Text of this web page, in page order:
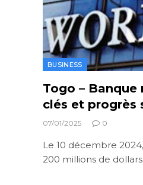
BUSINESS
Togo –
clés et progrès
07/01/2025 0
Le 10 décembre
200 millions de